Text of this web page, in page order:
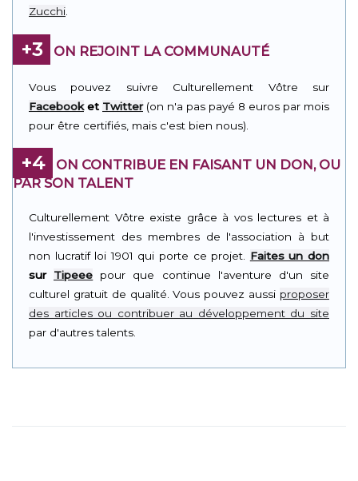
Zucchi
+3 ON REJOINT LA COMMUNAUTÉ
Vous pouvez suivre Culturellement Vôtre sur
Facebooket Twitter(on n'a pas payé 8 euros par mois
pour être certifiés, mais c'est bien nous).
+4
ON CONTRIBUE EN FAISANT UN DON, OU
PAR SON TALENT
Culturellement Vôtre existe grâce à vos lectures et à
l'investissement des membres de l'association à but
non lucratif loi 1901 qui porte ce projet. Faites un don
sur Tipeee pour que continue l'aventure d'un site
culturel gratuit de qualité. Vous pouvez aussi proposer
des articles ou contribuer au développement du site
par d'autres talents.